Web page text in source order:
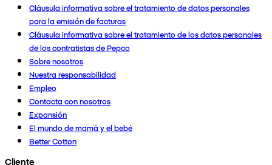
Cláusula informativa sobre el tratamiento de datos personales
para la emisión de facturas
Cláusula informativa sobre el tratamiento de los datos personales
de los contratistas de Pepco
Sobre nosotros
Nuestra responsabilidad
Empleo
Contacta con nosotros
Expansión
El mundo de mamá y el bebé
Better Cotton
Cliente